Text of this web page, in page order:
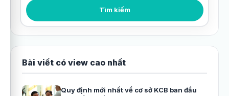
Tìm kiếm bài viết Tìm kiếm
Bài viết có view cao nhất
Quy định mới nhất về cơ sở KCB ban đầu